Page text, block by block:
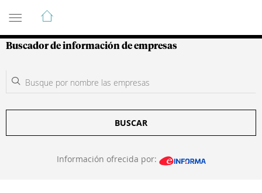
Guía de Empresas Colombianas
Buscador de información de empresas
BUSCAR
Información ofrecida por: